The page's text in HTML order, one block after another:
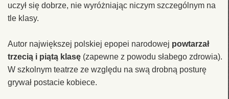
uczył się dobrze, nie wyróżniając niczym szczególnym na
tle klasy.
Autor największej polskiej epopei narodowej powtarzał
trzecią i piątą klasę (zapewne z powodu słabego zdrowia).
W szkolnym teatrze ze względu na swą drobną posturę
grywał postacie kobiece.